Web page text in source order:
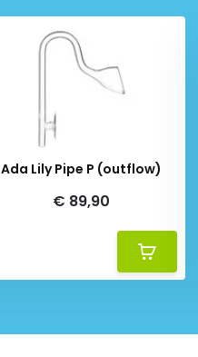
Ada Lily Pipe P (outflow)
€ 89,90